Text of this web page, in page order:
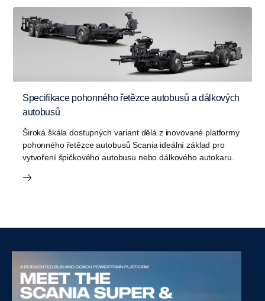
Specifikace pohonného řetězce autobusů a dálkových
autobusů
Široká škála dostupných variant dělá z inovované platformy
pohonného řetězce autobusů Scania ideální základ pro
vytvoření špičkového autobusu nebo dálkového autokaru.